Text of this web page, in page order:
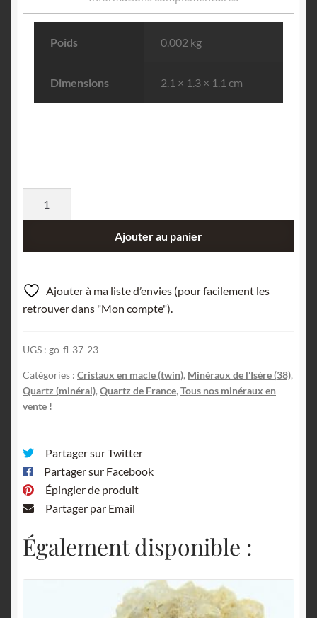
Poids 0.002 kg
Dimensions 2.1 × 1.3 × 1.1 cm
sceptre
Les
Rivoirands,
Ajouter au panier
Ajouter à ma liste d’envies (pour facilement les
retrouver dans "Mon compte").
UGS : go-fl-37-23
Catégories : Cristaux en macle (twin), Minéraux de l'Isère (38),
Quartz (minéral), Quartz de France, Tous nos minéraux en
vente !
Partager sur Twitter
Partager sur Facebook
Épingler de produit
Partager par Email
Également disponible :